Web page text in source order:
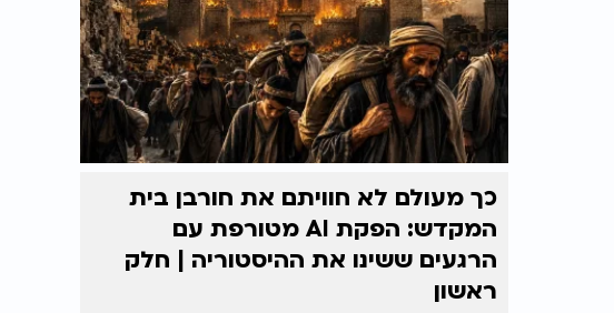
כך מעולם לא חוויתם את חורבן בית
המקדש: הפקת AI מטורפת עם
הרגעים ששינו את ההיסטוריה | חלק
ראשון